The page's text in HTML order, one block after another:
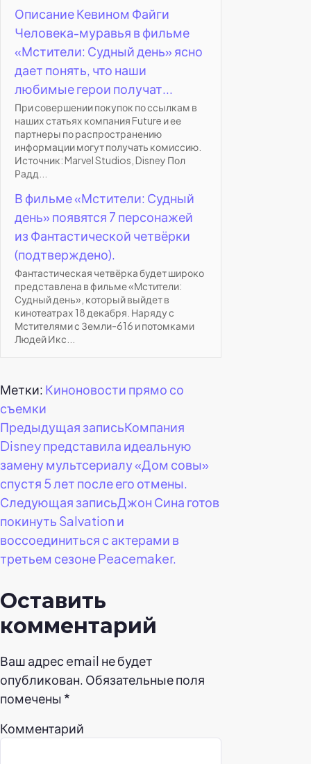
Описание Кевином Файги
Человека-муравья в фильме
«Мстители: Судный день» ясно
дает понять, что наши
любимые герои получат...
При совершении покупок по ссылкам в
наших статьях компания Future и ее
партнеры по распространению
информации могут получать комиссию.
Источник: Marvel Studios, Disney Пол
Радд...
В фильме «Мстители: Судный
день» появятся 7 персонажей
из Фантастической четвёрки
(подтверждено).
Фантастическая четвёрка будет широко
представлена в фильме «Мстители:
Судный день», который выйдет в
кинотеатрах 18 декабря. Наряду с
Мстителями с Земли-616 и потомками
Людей Икс...
Метки: Киноновости прямо со
съемки
Навигация
по
записям
Предыдущая записьКомпания
Disney представила идеальную
замену мультсериалу «Дом совы»
спустя 5 лет после его отмены.
Следующая записьДжон Сина готов
покинуть Salvation и
воссоединиться с актерами в
третьем сезоне Peacemaker.
Оставить
комментарий
Ваш адрес email не будет
опубликован. Обязательные поля
помечены *
Комментарий